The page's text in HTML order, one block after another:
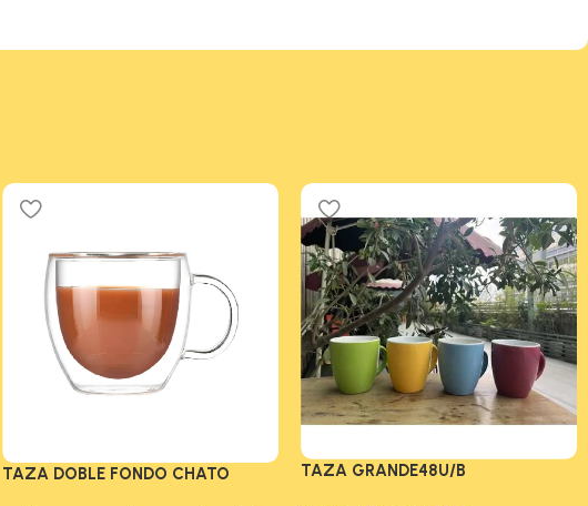
TAZA DOBLE FONDO CHATO TAZA GRANDE48U/B